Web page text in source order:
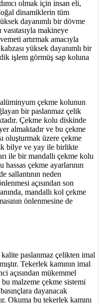
olmak için insan eli,
dinamiklerin tüm
dayanımlı bir dövme
makineye
artırmak amacıyla
yüksek dayanımlı bir
işlem görmüş sap koluna
çekme kolunun
bir paslanmaz çelik
Çekme kolu diskinde
almaktadır ve bu çekme
oluşturmak üzere çekme
bilye ve yay ile birlikte
ile bir mandallı çekme kolu
çekme ayarlarının
sallantının neden
açısından son
mandallı kol çekme
önlenmesine de
paslanmaz çelikten imal
Tekerlek kamının imal
açısından mükemmel
malzeme çekme sistemi
dayanacak
Okuma bu tekerlek kamını